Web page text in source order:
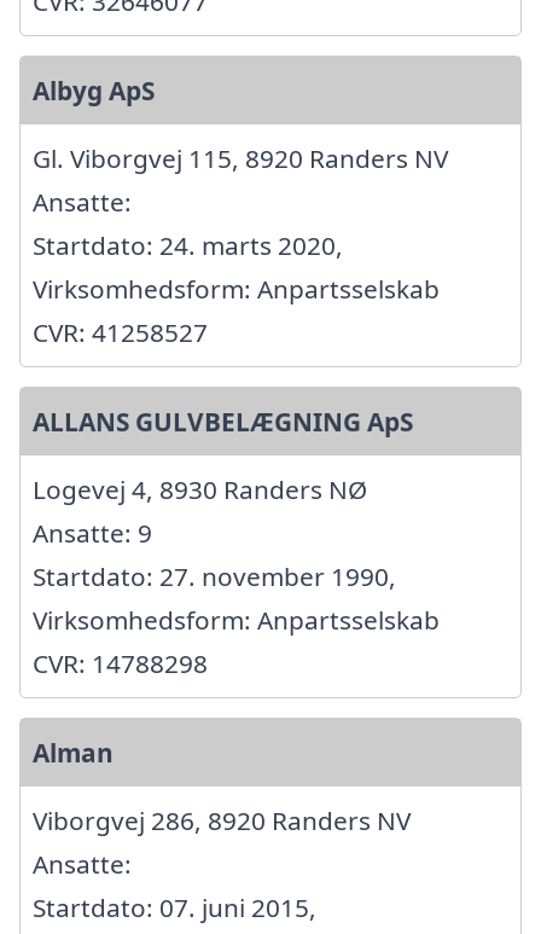
Albyg ApS
Gl. Viborgvej 115, 8920 Randers NV
Ansatte:
Startdato: 24. marts 2020,
Virksomhedsform: Anpartsselskab
CVR: 41258527
ALLANS GULVBELÆGNING ApS
Logevej 4, 8930 Randers NØ
Ansatte: 9
Startdato: 27. november 1990,
Virksomhedsform: Anpartsselskab
CVR: 14788298
Alman
Viborgvej 286, 8920 Randers NV
Ansatte:
Startdato: 07. juni 2015,